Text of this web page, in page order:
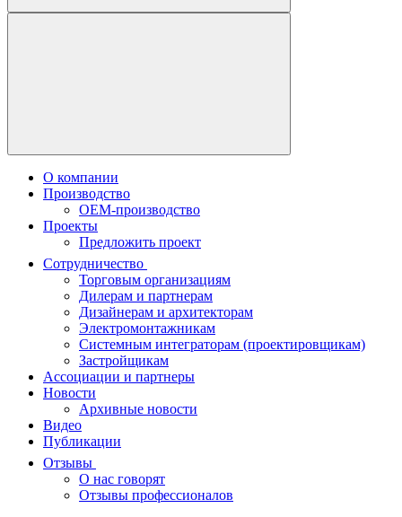
О компании
Производство
OEM-производство
Проекты
Предложить проект
Сотрудничество
Торговым организациям
Дилерам и партнерам
Дизайнерам и архитекторам
Электромонтажникам
Системным интеграторам (проектировщикам)
Застройщикам
Ассоциации и партнеры
Новости
Архивные новости
Видео
Публикации
Отзывы
О нас говорят
Отзывы профессионалов